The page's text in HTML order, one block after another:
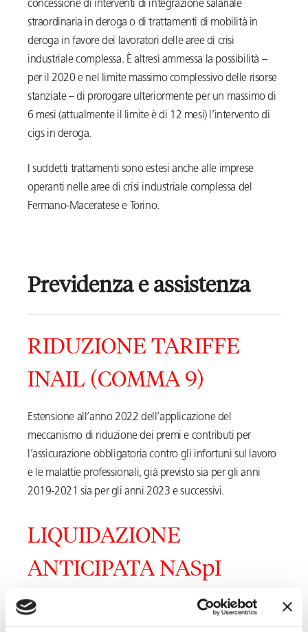
concessione di interventi di integrazione salariale
straordinaria in deroga o di trattamenti di mobilità in
deroga in favore dei lavoratori delle aree di crisi
industriale complessa. È altresì ammessa la possibilità –
per il 2020 e nel limite massimo complessivo delle risorse
stanziate – di prorogare ulteriormente per un massimo di
6 mesi (attualmente il limite è di 12 mesi) l’intervento di
cigs in deroga.
I suddetti trattamenti sono estesi anche alle imprese
operanti nelle aree di crisi industriale complessa del
Fermano-Maceratese e Torino.
Previdenza e assistenza
RIDUZIONE TARIFFE
INAIL (COMMA 9)
Estensione all’anno 2022 dell’applicazione del
meccanismo di riduzione dei premi e contributi per
l’assicurazione obbligatoria contro gli infortuni sul lavoro
e le malattie professionali, già previsto sia per gli anni
2019-2021 sia per gli anni 2023 e successivi.
LIQUIDAZIONE
ANTICIPATA NASpI
(COMMA 12)